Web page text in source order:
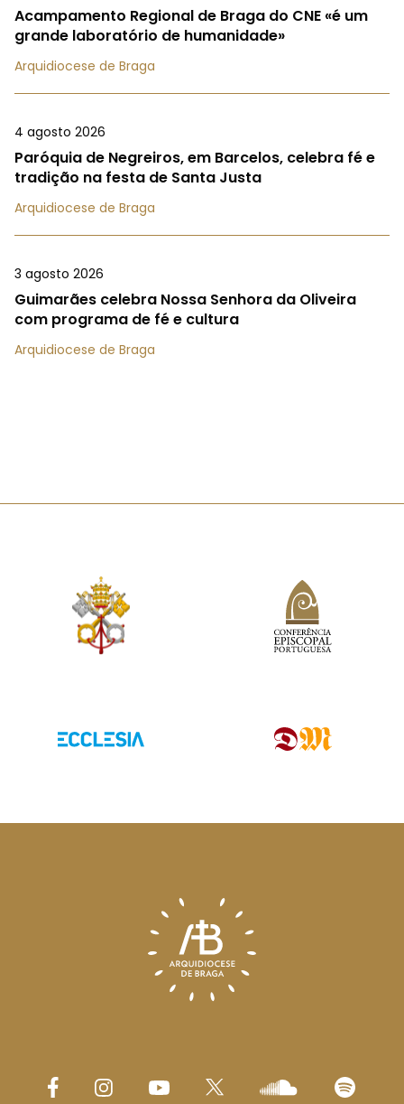
Acampamento Regional de Braga do CNE «é um
grande laboratório de humanidade»
Arquidiocese de Braga
4 agosto 2026
Paróquia de Negreiros, em Barcelos, celebra fé e
tradição na festa de Santa Justa
Arquidiocese de Braga
3 agosto 2026
Guimarães celebra Nossa Senhora da Oliveira
com programa de fé e cultura
Arquidiocese de Braga